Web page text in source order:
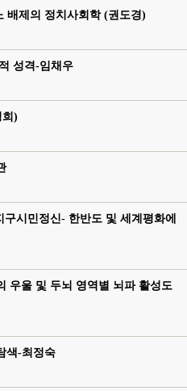
배제의 정치사회학 (권도경)
성격-임채우
)
시민정신- 한반도 및 세계평화에
우울 및 두뇌 영역별 뇌파 활성도
색-최정숙